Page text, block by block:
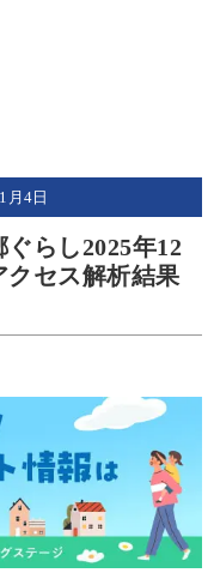
月4日
らし2025年12
クセス解析結果